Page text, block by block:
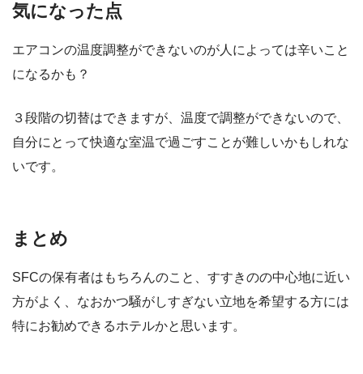
気になった点
エアコンの温度調整ができないのが人によっては辛いこと
になるかも？
３段階の切替はできますが、温度で調整ができないので、
自分にとって快適な室温で過ごすことが難しいかもしれな
いです。
まとめ
SFCの保有者はもちろんのこと、すすきのの中心地に近い
方がよく、なおかつ騒がしすぎない立地を希望する方には
特にお勧めできるホテルかと思います。